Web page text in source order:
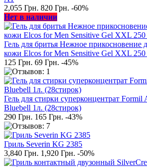
2,055 Грн. 820 Грн. -60%
Нет в наличии
Гель для бритья Нежное прикосновение
кожи Elcos for Men Sensitive Gel XXL
125 Грн. 69 Грн. -45%
Гель для стирки суперконцентрат
Bluebell 1л. (28стирок)
290 Грн. 165 Грн. -43%
Гриль Severin KG 2385
3,840 Грн. 1,920 Грн. -50%